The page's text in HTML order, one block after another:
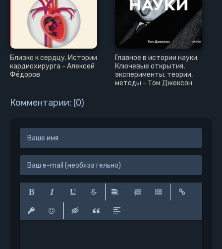
Близко к сердцу. Истории
кардиохирурга - Алексей
Фёдоров
Главное в истории науки.
Ключевые открытия,
эксперименты, теории,
методы - Том Джексон
Комментарии: (0)
Полужирный
Курсив Подчеркнутый